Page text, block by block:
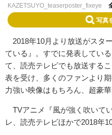
KAZETSUYO_teaserposter_fixeye
写真
2018年10月より放送がスタ
ている』。すでに発表してい
て、読売テレビでも放送する
表を受け、多くのファンより
力強い映像はもちろん、超豪
TVアニメ『風が強く吹いて
レ、読売テレビほかで2018年